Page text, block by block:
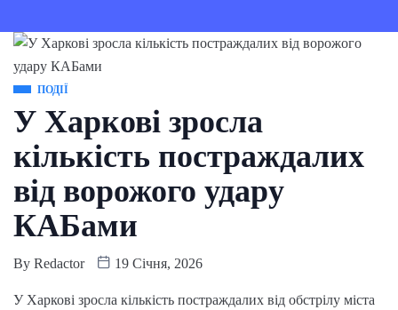
ПОДІЇ
У Харкові зросла
кількість постраждалих
від ворожого удару
КАБами
By Redactor 19 Січня, 2026
У Харкові зросла кількість постраждалих від обстрілу міста